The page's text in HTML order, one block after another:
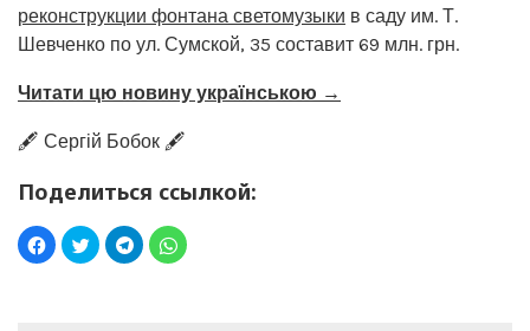
реконструкции фонтана светомузыки в саду им. Т.
Шевченко по ул. Сумской, 35 составит 69 млн. грн.
Читати цю новину українською →
🖋️ Сергій Бобок 🖋️
Поделиться ссылкой: